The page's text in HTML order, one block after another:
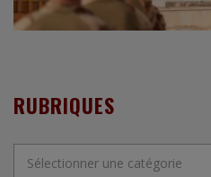
RUBRIQUES